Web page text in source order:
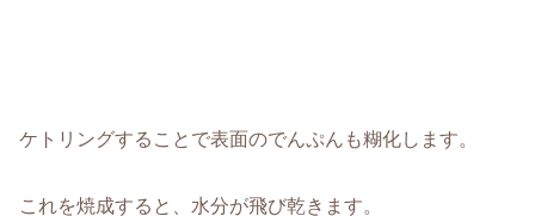
ケトリングすることで表面のでんぷんも糊化します。
これを焼成すると、水分が飛び乾きます。